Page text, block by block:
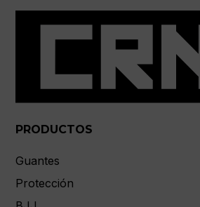
PRODUCTOS
Guantes
Protección